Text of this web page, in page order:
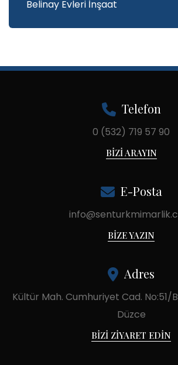
Belinay Evleri İnşaat
Telefon
0 (532) 719 57 90
BIZI ARAYIN
E-Posta
BIZE YAZIN
Adres
Kültür Mah. Cumhuriyet Cad. No:51/
Düzce
BIZI ZIYARET EDIN